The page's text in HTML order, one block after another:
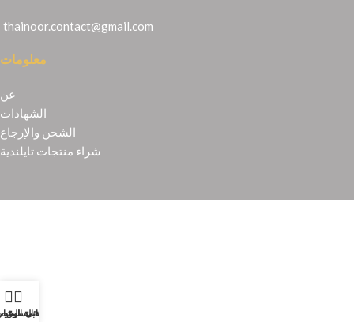
thainoor.contact@gmail.com
معلومات
عن
الشهادات
الشحن والإرجاع
شراء منتجات تايلندية
قائمة
عربة التسوق
حسابي